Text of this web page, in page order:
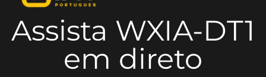
Assista WXIA-DT1
em direto